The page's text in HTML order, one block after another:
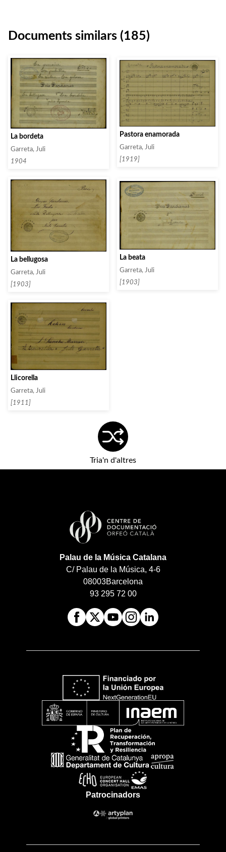
Documents similars (185)
La bordeta
Garreta, Juli
1904
Pastora enamorada
Garreta, Juli
[1919]
La bellugosa
Garreta, Juli
[1903]
La beata
Garreta, Juli
[1903]
Llicorella
Garreta, Juli
[1911]
Tria'n d'altres
Palau de la Música Catalana
C/ Palau de la Música, 4-6
08003Barcelona
93 295 72 00
Patrocinadors